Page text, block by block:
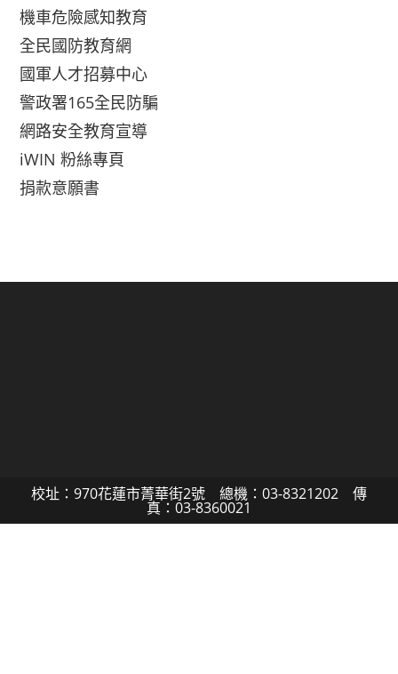
機車危險感知教育
全民國防教育網
國軍人才招募中心
警政署165全民防騙
網路安全教育宣導
iWIN 粉絲專頁
捐款意願書
校址：970花蓮市菁華街2號 總機：03-8321202 傳
真：03-8360021